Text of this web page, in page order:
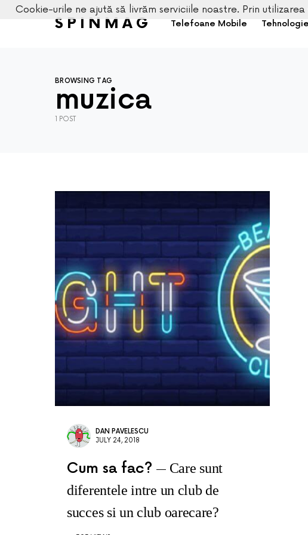
SPINMAG Telefoane Mobile Tehnologie
BROWSING TAG
muzica
1 POST
DAN PAVELESCU
JULY 24, 2018
Cum sa fac?
Care sunt
diferentele intre un club de
succes si un club oarecare?
Cookie-urile ne ajută să livrăm serviciile noastre. Prin